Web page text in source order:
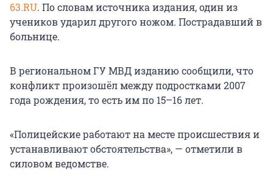
63.RU. По словам источника издания, один из
учеников ударил другого ножом. Пострадавший в
больнице.
В региональном ГУ МВД изданию сообщили, что
конфликт произошёл между подростками 2007
года рождения, то есть им по 15–16 лет.
«Полицейские работают на месте происшествия и
устанавливают обстоятельства», — отметили в
силовом ведомстве.